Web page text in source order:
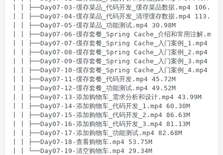
| | ├──Day07-03-缓存菜品_代码开发_缓存菜品数据.mp4 106.45M
| | ├──Day07-04-缓存菜品_代码开发_清理缓存数据.mp4 113.70M
| | ├──Day07-05-缓存菜品_功能测试.mp4 30.98M
| | ├──Day07-06-缓存套餐_Spring Cache_介绍和常用注解.mp4
| | ├──Day07-07-缓存套餐_Spring Cache_入门案例_1.mp4
| | ├──Day07-08-缓存套餐_Spring Cache_入门案例_2.mp4
| | ├──Day07-09-缓存套餐_Spring Cache_入门案例_3.mp4
| | ├──Day07-10-缓存套餐_Spring Cache_入门案例_4.mp4
| | ├──Day07-11-缓存套餐_代码开发.mp4 45.72M
| | ├──Day07-12-缓存套餐_功能测试.mp4 49.52M
| | ├──Day07-13-添加购物车_需求分析和设计.mp4 43.99M
| | ├──Day07-14-添加购物车_代码开发_1.mp4 60.30M
| | ├──Day07-15-添加购物车_代码开发_2.mp4 86.63M
| | ├──Day07-16-添加购物车_代码开发_3.mp4 81.13M
| | ├──Day07-17-添加购物车_功能测试.mp4 82.68M
| | ├──Day07-18-查看购物车.mp4 53.75M
| | └──Day07-19-清空购物车.mp4 29.34M